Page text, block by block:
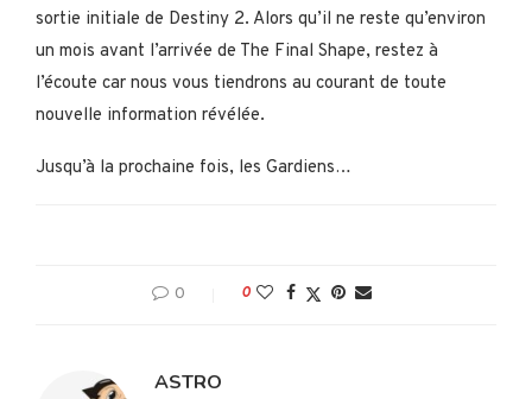
sortie initiale de Destiny 2. Alors qu’il ne reste qu’environ
un mois avant l’arrivée de The Final Shape, restez à
l’écoute car nous vous tiendrons au courant de toute
nouvelle information révélée.
Jusqu’à la prochaine fois, les Gardiens…
0 0
ASTRO